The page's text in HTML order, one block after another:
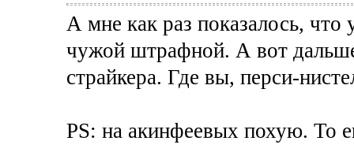
А мне как раз показалось, что
чужой штрафной. А вот
страйкера. Где вы, перси-
PS: на акинфеевых похую. То